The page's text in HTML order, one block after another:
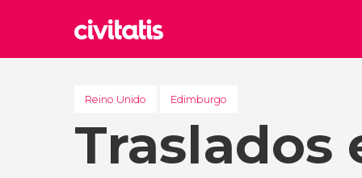
Reino
Reino Unido Edimburgo
Traslados